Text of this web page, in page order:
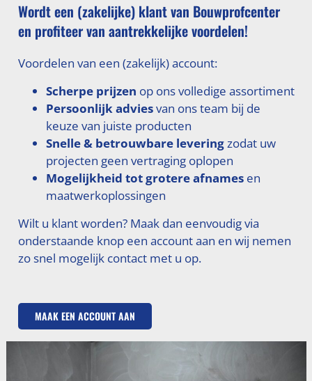
Wordt een (zakelijke) klant van Bouwprofcenter
en profiteer van aantrekkelijke voordelen!
Voordelen van een (zakelijk) account:
Scherpe prijzen op ons volledige assortiment
Persoonlijk adviesvan ons team bij de
keuze van juiste producten
Snelle & betrouwbare leveringzodat uw
projecten geen vertraging oplopen
Mogelijkheid tot grotere afnamesen
maatwerkoplossingen
Wilt u klant worden? Maak dan eenvoudig via
onderstaande knop een account aan en wij nemen
zo snel mogelijk contact met u op.
MAAK EEN ACCOUNT AAN